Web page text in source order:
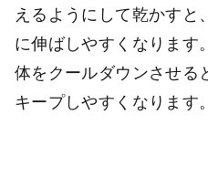
えるようにして乾かすと
に伸ばしやすくなります
体をクールダウンさせる
キープしやすくなります。